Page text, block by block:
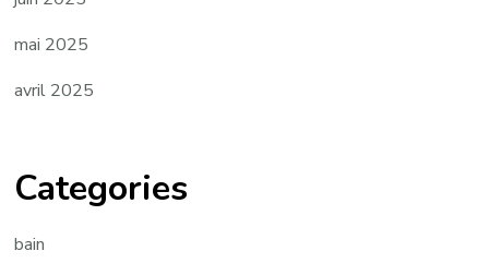
mai 2025
avril 2025
Categories
bain